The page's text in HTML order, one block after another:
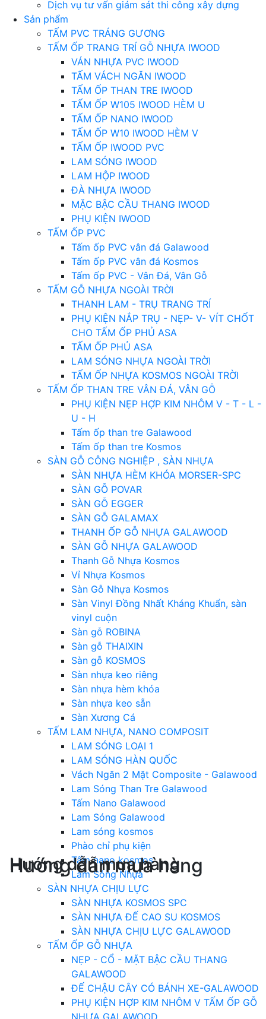
Dịch vụ tư vấn giám sát thi công xây dựng
Sản phẩm
TẤM PVC TRÁNG GƯƠNG
TẤM ỐP TRANG TRÍ GỖ NHỰA IWOOD
VÁN NHỰA PVC IWOOD
TẤM VÁCH NGĂN IWOOD
TẤM ỐP THAN TRE IWOOD
TẤM ỐP W105 IWOOD HÈM U
TẤM ỐP NANO IWOOD
TẤM ỐP W10 IWOOD HÈM V
TẤM ỐP IWOOD PVC
LAM SÓNG IWOOD
LAM HỘP IWOOD
ĐÀ NHỰA IWOOD
MẶC BẬC CẦU THANG IWOOD
PHỤ KIỆN IWOOD
TẤM ỐP PVC
Tấm ốp PVC vân đá Galawood
Tấm ốp PVC vân đá Kosmos
Tấm ốp PVC - Vân Đá, Vân Gỗ
TẤM GỖ NHỰA NGOÀI TRỜI
THANH LAM - TRỤ TRANG TRÍ
PHỤ KIỆN NẮP TRỤ - NẸP- V- VÍT CHỐT
CHO TẤM ỐP PHỦ ASA
TẤM ỐP PHỦ ASA
LAM SÓNG NHỰA NGOÀI TRỜI
TẤM ỐP NHỰA KOSMOS NGOÀI TRỜI
TẤM ỐP THAN TRE VÂN ĐÁ, VÂN GỖ
PHỤ KIỆN NẸP HỢP KIM NHÔM V - T - L -
U - H
Tấm ốp than tre Galawood
Tấm ốp than tre Kosmos
SÀN GỖ CÔNG NGHIỆP , SÀN NHỰA
SÀN NHỰA HÈM KHÓA MORSER-SPC
SÀN GỖ POVAR
SÀN GỖ EGGER
SÀN GỖ GALAMAX
THANH ỐP GỖ NHỰA GALAWOOD
SÀN GỖ NHỰA GALAWOOD
Thanh Gỗ Nhựa Kosmos
Vỉ Nhựa Kosmos
Sàn Gỗ Nhựa Kosmos
Sàn Vinyl Đồng Nhất Kháng Khuẩn, sàn
vinyl cuộn
Sàn gỗ ROBINA
Sàn gỗ THAIXIN
Sàn gỗ KOSMOS
Sàn nhựa keo riêng
Sàn nhựa hèm khóa
Sàn nhựa keo sẵn
Sàn Xương Cá
TẤM LAM NHỰA, NANO COMPOSIT
LAM SÓNG LOẠI 1
LAM SÓNG HÀN QUỐC
Vách Ngăn 2 Mặt Composite - Galawood
Lam Sóng Than Tre Galawood
Tấm Nano Galawood
Lam Sóng Galawood
Lam sóng kosmos
Phào chỉ phụ kiện
Tấm nano kosmos
Lam Sóng Nhựa
SÀN NHỰA CHỊU LỰC
SÀN NHỰA KOSMOS SPC
SÀN NHỰA ĐẾ CAO SU KOSMOS
SÀN NHỰA CHỊU LỰC GALAWOOD
TẤM ỐP GỖ NHỰA
NẸP - CỔ - MẶT BẬC CẦU THANG
GALAWOOD
ĐẾ CHẬU CÂY CÓ BÁNH XE-GALAWOOD
PHỤ KIỆN HỢP KIM NHÔM V TẤM ỐP GỖ
NHỰA GALAWOOD
Hướng dẫn mua hàng
Hướng dẫn mua hàng